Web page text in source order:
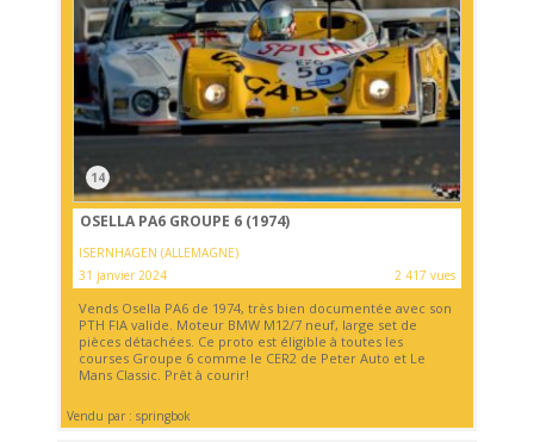
14
OSELLA PA6 GROUPE 6 (1974)
ISERNHAGEN (ALLEMAGNE)
31 janvier 2024
2 417 vues
Vends Osella PA6 de 1974, très bien documentée avec son
PTH FIA valide. Moteur BMW M12/7 neuf, large set de
pièces détachées. Ce proto est éligible à toutes les
courses Groupe 6 comme le CER2 de Peter Auto et Le
Mans Classic. Prêt à courir!
Vendu par : springbok